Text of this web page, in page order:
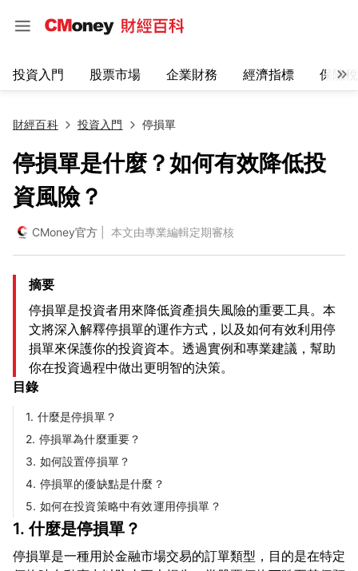
投資入門 股票市場 企業財務 經濟指標 保險
財經百科 投資入門 停損單
停損單是什麼？如何有效降低投
資風險？
CMoney官方 | 本文由專業編輯定期審核
摘要
停損單是投資者用來降低資產損失風險的重要工具。本
文將深入解釋停損單的運作方式，以及如何有效利用停
損單來保護你的投資資本。透過實例和專業建議，幫助
你在投資過程中做出更明智的決策。
目錄
1. 什麼是停損單？
2. 停損單為什麼重要？
3. 如何設置停損單？
4. 停損單的優缺點是什麼？
5. 如何在投資策略中有效運用停損單？
1. 什麼是停損單？
停損單是一種用於金融市場交易的訂單類型，目的是在特定